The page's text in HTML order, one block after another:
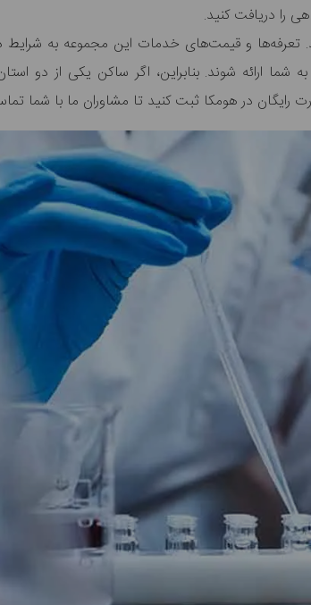
را دریافت کنید.
تعرفه‌ها و قیمت‌های خدمات این مجموعه به
ارائه شوند. بنابراین، اگر ساکن یکی از دو
در هومکا ثبت کنید تا مشاوران ما با شما